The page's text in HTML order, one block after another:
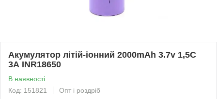
Акумулятор літій-іонний 2000mAh 3.7v 1,5С
3А INR18650
В наявності
Код: 151821
Опт і роздріб